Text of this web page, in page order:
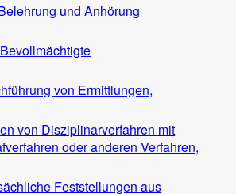
und Anhörung
von Ermittlungen,
von Disziplinarverfahren mit
oder anderen Verfahren,
Feststellungen aus